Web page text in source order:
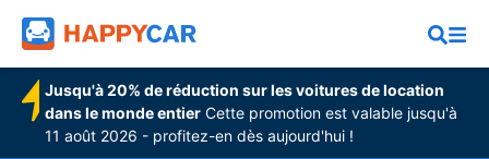
Jusqu'à 20% de réduction sur les voitures de location
dans le monde entier Cette promotion est valable jusqu'à
11 août 2026 - profitez-en dès aujourd'hui !